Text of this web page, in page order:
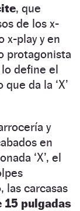
, que
de los x-
x-play y en
protagonista
define el
da la ‘X’
y
en
‘X’, el
las carcasas
15 pulgadas